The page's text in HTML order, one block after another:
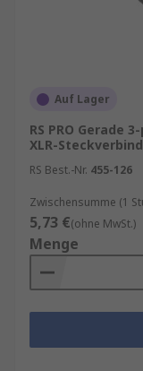
Auf Lager
RS PRO Gerade
XLR-
RS Best.-Nr. 455-126
Zwischensumme (1
5,73 €(ohne MwSt.)
Menge